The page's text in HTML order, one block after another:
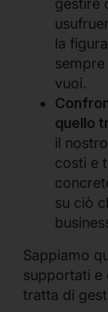
gestire
la
vuoi.
quello
il
costi e
su ciò
Sappiamo
supportati e
tratta di